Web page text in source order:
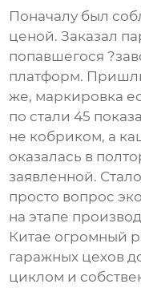
Поначалу был
ценой. Заказал
попавшегося
платформ.
же, маркировка
по стали 45
не кобриком, а
оказалась в
заявленной.
просто вопрос
на этапе
Китае огромный
гаражных цехов
циклом и